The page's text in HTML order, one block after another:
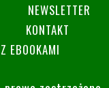
NEWSLETTER
KONTAKT
EBOOKAMI